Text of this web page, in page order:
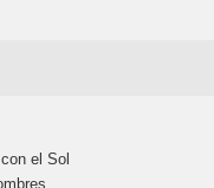
el Sol